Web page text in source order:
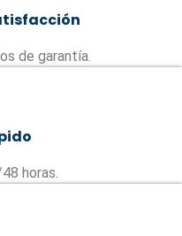
de garantía.
horas.